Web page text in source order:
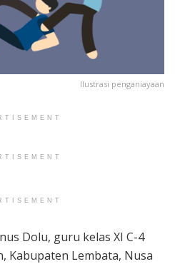
Ilustrasi penganiayaan
Dolu, guru kelas XI C-4
Kabupaten Lembata, Nusa